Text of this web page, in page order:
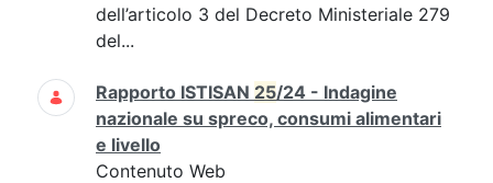
dell’articolo 3 del Decreto Ministeriale 279
del...
Rapporto ISTISAN 25/24 - Indagine
nazionale su spreco, consumi alimentari
e livello
Contenuto Web